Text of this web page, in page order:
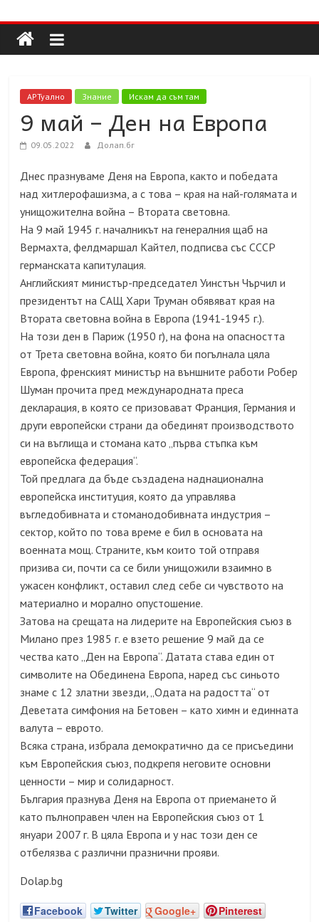
to
content
Долап
БГ
култура|
пътешествия|
мода|
кухня|
реклама|
минало|
АРТуално Знание Искам да съм там
9 май – Ден на Европа
09.05.2022 Долап.бг
Днес празнуваме Деня на Европа, както и победата
над хитлерофашизма, а с това – края на най-голямата и
унищожителна война – Втората световна.
На 9 май 1945 г. началникът на генералния щаб на
Вермахта, фелдмаршал Кайтел, подписва със СССР
германската капитулация.
Английският министър-председател Уинстън Чърчил и
президентът на САЩ Хари Труман обявяват края на
Втората световна война в Европа (1941-1945 г.).
На този ден в Париж (1950 г), на фона на опасността
от Трета световна война, която би погълнала цяла
Европа, френският министър на външните работи Робер
Шуман прочита пред международната преса
декларация, в която се призовават Франция, Германия и
други европейски страни да обединят производството
си на въглища и стомана като „първа стъпка към
европейска федерация“.
Той предлага да бъде създадена наднационална
европейска институция, която да управлява
въгледобивната и стоманодобивната индустрия –
сектор, който по това време е бил в основата на
военната мощ. Страните, към които той отправя
призива си, почти са се били унищожили взаимно в
ужасен конфликт, оставил след себе си чувството на
материално и морално опустошение.
Затова на срещата на лидерите на Европейския съюз в
Милано през 1985 г. е взето решение 9 май да се
чества като „Ден на Европа“. Датата става един от
символите на Обединена Европа, наред със синьото
знаме с 12 златни звезди, „Одата на радостта“ от
Деветата симфония на Бетовен – като химн и единната
валута – еврото.
Всяка страна, избрала демократично да се присъедини
към Европейския съюз, подкрепя неговите основни
ценности – мир и солидарност.
България празнува Деня на Европа от приемането й
като пълноправен член на Европейския съюз от 1
януари 2007 г. В цяла Европа и у нас този ден се
отбелязва с различни празнични прояви.
Dolap.bg
Facebook Twitter Google+ Pinterest